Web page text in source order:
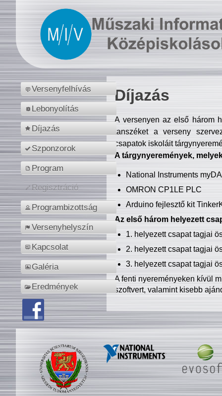
Versenyfelhívás
Lebonyolítás
Díjazás
Szponzorok
Program
Regisztráció
Programbizottság
Versenyhelyszín
Kapcsolat
Galéria
Eredmények
Díjazás
A versenyen az első három
tanszéket a verseny
csapatok iskoláit
A tárgynyeremények,
National Instruments
OMRON CP1LE PLC
Arduino fejlesztő kit
Az első három helyezett
1. helyezett csapat tagjai
2. helyezett csapat tagjai
3. helyezett csapat tagjai
A fenti nyereményeken kívül
szoftvert, valamint kisebb